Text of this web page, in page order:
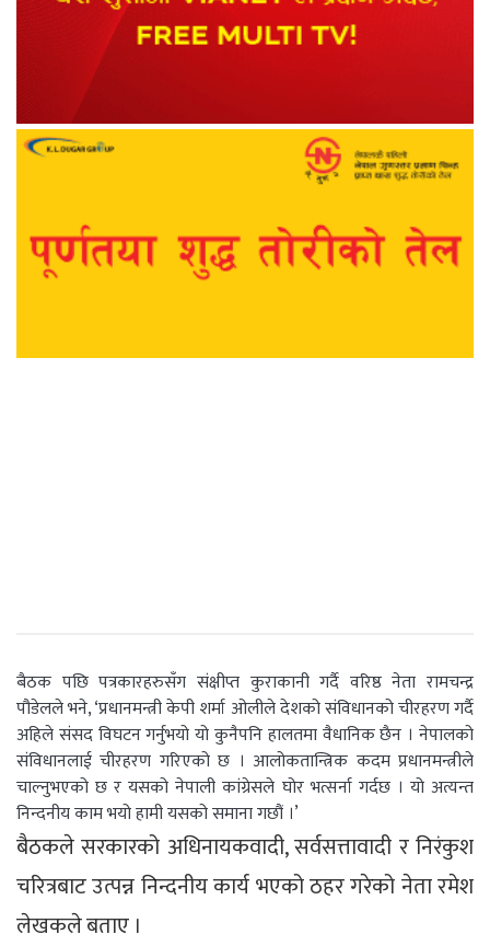
बैठक पछि पत्रकारहरुसँग संक्षीप्त कुराकानी गर्दै वरिष्ठ नेता रामचन्द्र
पौडेलले भने, ‘प्रधानमन्त्री केपी शर्मा ओलीले देशको संविधानको चीरहरण गर्दै
अहिले संसद विघटन गर्नुभयो यो कुनैपनि हालतमा वैधानिक छैन । नेपालको
संविधानलाई चीरहरण गरिएको छ । आलोकतान्त्रिक कदम प्रधानमन्त्रीले
चाल्नुभएको छ र यसको नेपाली कांग्रेसले घोर भत्सर्ना गर्दछ । यो अत्यन्त
निन्दनीय काम भयो हामी यसको समाना गछौं ।’
बैठकले सरकारको अधिनायकवादी, सर्वसत्तावादी र निरंकुश
चरित्रबाट उत्पन्न निन्दनीय कार्य भएको ठहर गरेको नेता रमेश
लेखकले बताए ।